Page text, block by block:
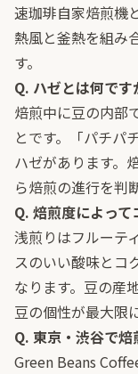
速珈琲自家焙煎機
熱風と釜熱を組み
す。
Q. ハゼとは何です
焙煎中に豆の内部
とです。「パチパ
ハゼがあります。
ら焙煎の進行を判
Q. 焙煎度によっ
浅煎りはフルーテ
スのいい酸味とコ
なります。豆の産
豆の個性が最大限
Q. 東京・渋谷で
Green Beans